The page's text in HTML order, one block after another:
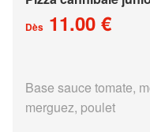
Dès 11.00 €
Base sauce tomate,
merguez, poulet